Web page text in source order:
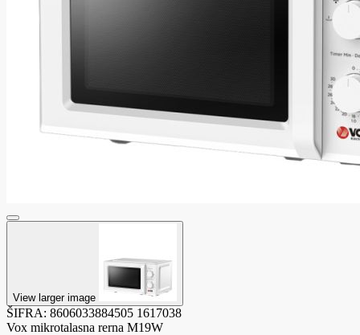
View larger image
ŠIFRA: 8606033884505 1617038
Vox mikrotalasna rerna M19W